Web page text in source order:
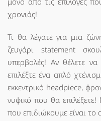
χρονιάς!
Τι θα λέγατε για μια
ζευγάρι statement
υπερβολές! Αν θέλετε
επιλέξτε ένα απλό
εκκεντρικό headpiece,
νυφικό που θα
που επιδιώκουμε είναι το